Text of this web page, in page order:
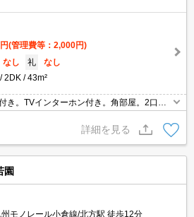
(管理費等：2,000円)
なし 礼
なし
2DK 43m²
き。TVインターホン付き。角部屋。2口ガ
詳細を見る
園
モノレール小倉線/北方駅 徒歩12分